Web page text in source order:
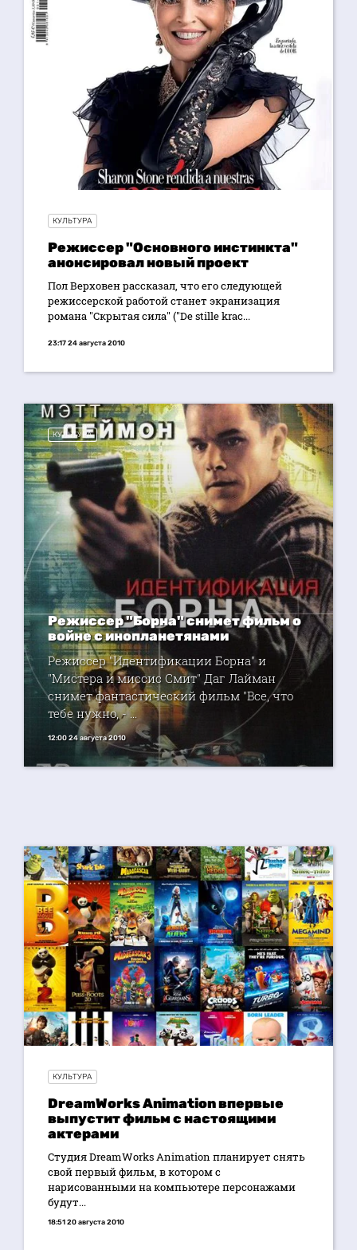
КУЛЬТУРА
Режиссер "Основного инстинкта"
анонсировал новый проект
Пол Верховен рассказал, что его следующей
режиссерской работой станет экранизация
романа "Скрытая сила" ("De stille krac...
23:17 24 августа 2010
КУЛЬТУРА
Режиссер "Борна" снимет фильм о
войне с инопланетянами
Режиссер "Идентификации Борна" и
"Мистера и миссис Смит" Даг Лайман
снимет фантастический фильм "Все, что
тебе нужно, - ...
12:00 24 августа 2010
КУЛЬТУРА
DreamWorks Animation впервые
выпустит фильм с настоящими
актерами
Студия DreamWorks Animation планирует снять
свой первый фильм, в котором с
нарисованными на компьютере персонажами
будут...
18:51 20 августа 2010